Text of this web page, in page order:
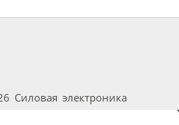
Силовая электроника